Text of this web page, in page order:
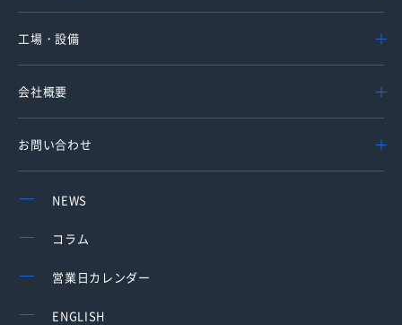
工場・設備
会社概要
お問い合わせ
NEWS
コラム
営業日カレンダー
ENGLISH